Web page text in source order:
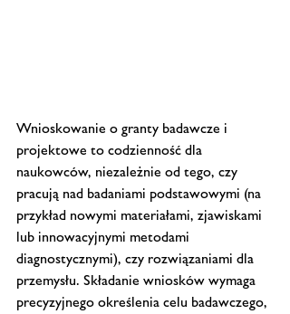
Wnioskowanie o granty badawcze i
projektowe to codzienność dla
naukowców, niezależnie od tego, czy
pracują nad badaniami podstawowymi (na
przykład nowymi materiałami, zjawiskami
lub innowacyjnymi metodami
diagnostycznymi), czy rozwiązaniami dla
przemysłu. Składanie wniosków wymaga
precyzyjnego określenia celu badawczego,